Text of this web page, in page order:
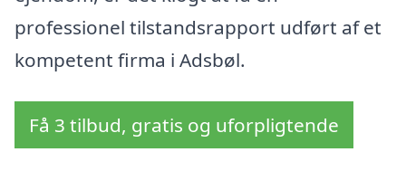
professionel tilstandsrapport udført af et
kompetent firma i Adsbøl.
Få 3 tilbud, gratis og uforpligtende